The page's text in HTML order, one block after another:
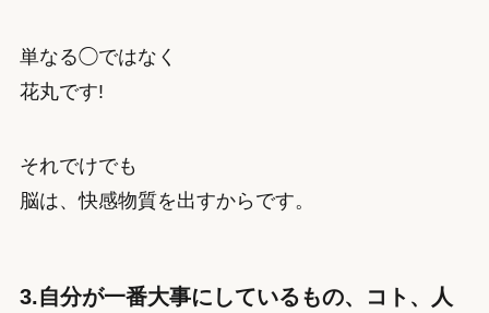
単なる◯ではなく
花丸です!
それでけでも
脳は、快感物質を出すからです。
3.自分が一番大事にしているもの、コト、人